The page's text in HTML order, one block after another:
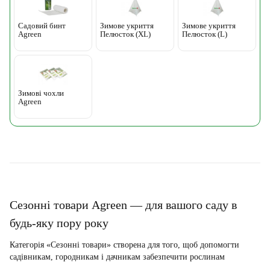
Садовий бинт
Agreen
Зимове укриття
Пелюсток (ХL)
Зимове укриття
Пелюсток (L)
Зимові чохли
Agreen
Сезонні товари Agreen — для вашого саду в
будь-яку пору року
Категорія «Сезонні товари» створена для того, щоб допомогти
садівникам, городникам і дачникам забезпечити рослинам